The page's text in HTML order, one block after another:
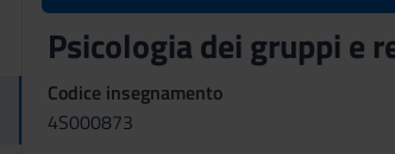
Psicologia dei gruppi e
Codice insegnamento
4S000873